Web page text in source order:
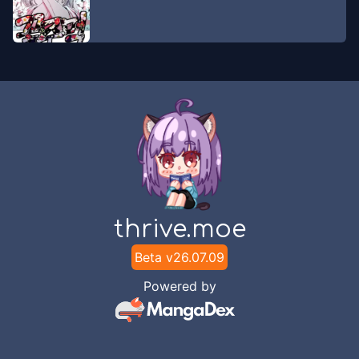
Komiknesia
Eps 15
Eps 14
Eps 13
Eps 12
thrive.moe
Beta v26.07.09
Powered by